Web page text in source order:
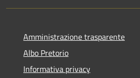
Amministrazione trasparente
Albo Pretorio
Informativa privacy